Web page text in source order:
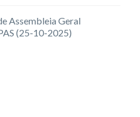
Assembleia Geral
(25-10-2025)